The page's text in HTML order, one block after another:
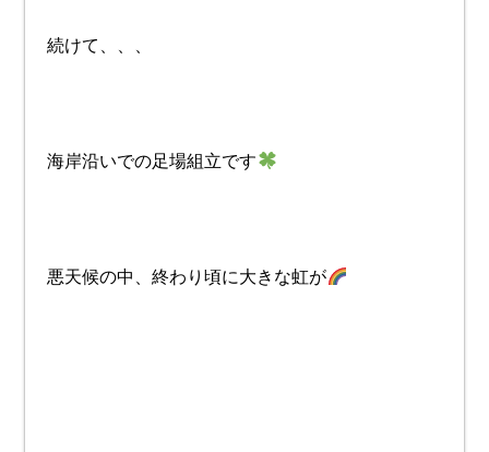
続けて、、、
海岸沿いでの足場組立です
悪天候の中、終わり頃に大きな虹が